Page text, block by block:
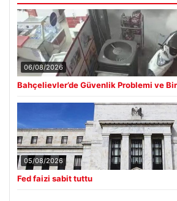
06/08/2026
Bahçelievler’de Güvenlik Problemi ve
05/08/2026
Fed faizi sabit tuttu